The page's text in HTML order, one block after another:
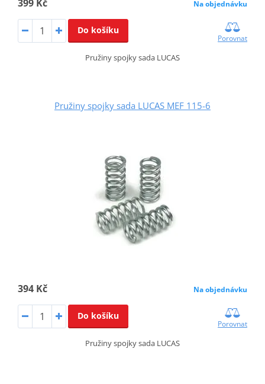
399 Kč Na objednávku
Do košíku
Porovnat
Pružiny spojky sada LUCAS
Pružiny spojky sada LUCAS MEF 115-6
394 Kč Na objednávku
Do košíku
Porovnat
Pružiny spojky sada LUCAS